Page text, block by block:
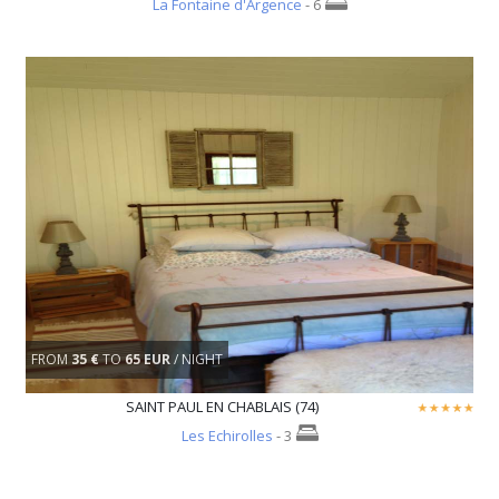
La Fontaine d'Argence - 6
FROM 35 €TO65 EUR/ NIGHT
SAINT PAUL EN CHABLAIS (74)
Les Echirolles - 3